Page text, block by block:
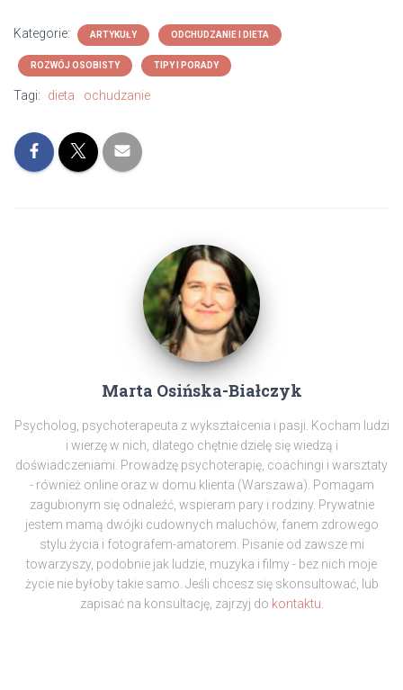
Kategorie: ARTYKUŁY ODCHUDZANIE I DIETA
ROZWÓJ OSOBISTY TIPY I PORADY
Tagi: dieta ochudzanie
Marta Osińska-Białczyk
Psycholog, psychoterapeuta z wykształcenia i pasji. Kocham ludzi
i wierzę w nich, dlatego chętnie dzielę się wiedzą i
doświadczeniami. Prowadzę psychoterapię, coachingi i warsztaty
- również online oraz w domu klienta (Warszawa). Pomagam
zagubionym się odnaleźć, wspieram pary i rodziny. Prywatnie
jestem mamą dwójki cudownych maluchów, fanem zdrowego
stylu życia i fotografem-amatorem. Pisanie od zawsze mi
towarzyszy, podobnie jak ludzie, muzyka i filmy - bez nich moje
życie nie byłoby takie samo. Jeśli chcesz się skonsultować, lub
zapisać na konsultację, zajrzyj do kontaktu.